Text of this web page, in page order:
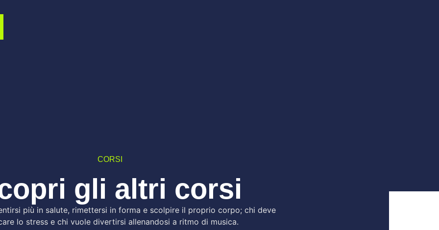
CORSI
gli altri corsi
più in salute, rimettersi in forma e scolpire il proprio corpo; chi deve
lo stress e chi vuole divertirsi allenandosi a ritmo di musica.